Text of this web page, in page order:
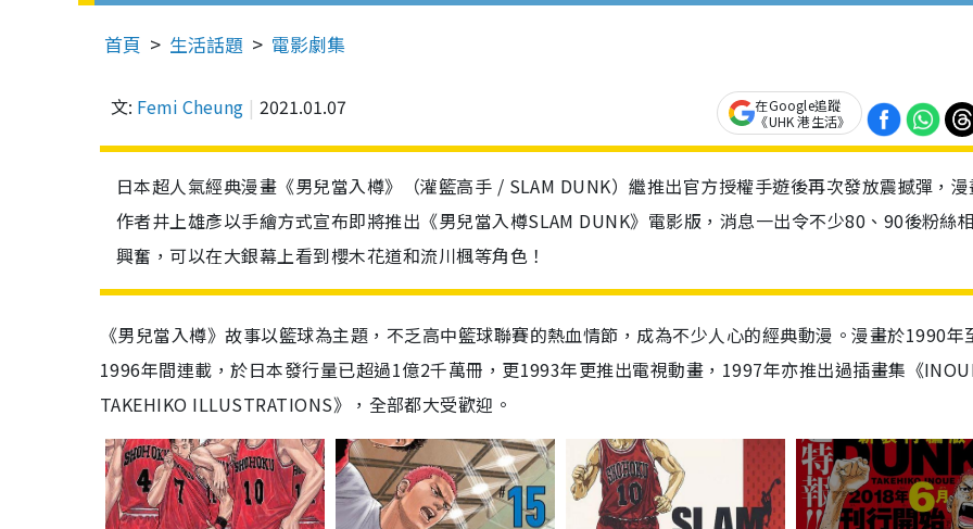
首頁 生活話題 電影劇集
文: Femi Cheung 2021.01.07
在Google追蹤
《UHK 港生活》
日本超人氣經典漫畫《男兒當入樽》（灌籃高手 / SLAM DUNK）繼推出官方授權手遊後再次發放震撼彈，
作者井上雄彥以手繪方式宣布即將推出《男兒當入樽SLAM DUNK》電影版，消息一出令不少80、90後粉絲
興奮，可以在大銀幕上看到櫻木花道和流川楓等角色！
《男兒當入樽》故事以籃球為主題，不乏高中籃球聯賽的熱血情節，成為不少人心的經典動漫。漫畫於1990年
1996年間連載，於日本發行量已超過1億2千萬冊，更1993年更推出電視動畫， 1997年亦推出過插畫集《
TAKEHIKO ILLUSTRATIONS》，全部都大受歡迎。